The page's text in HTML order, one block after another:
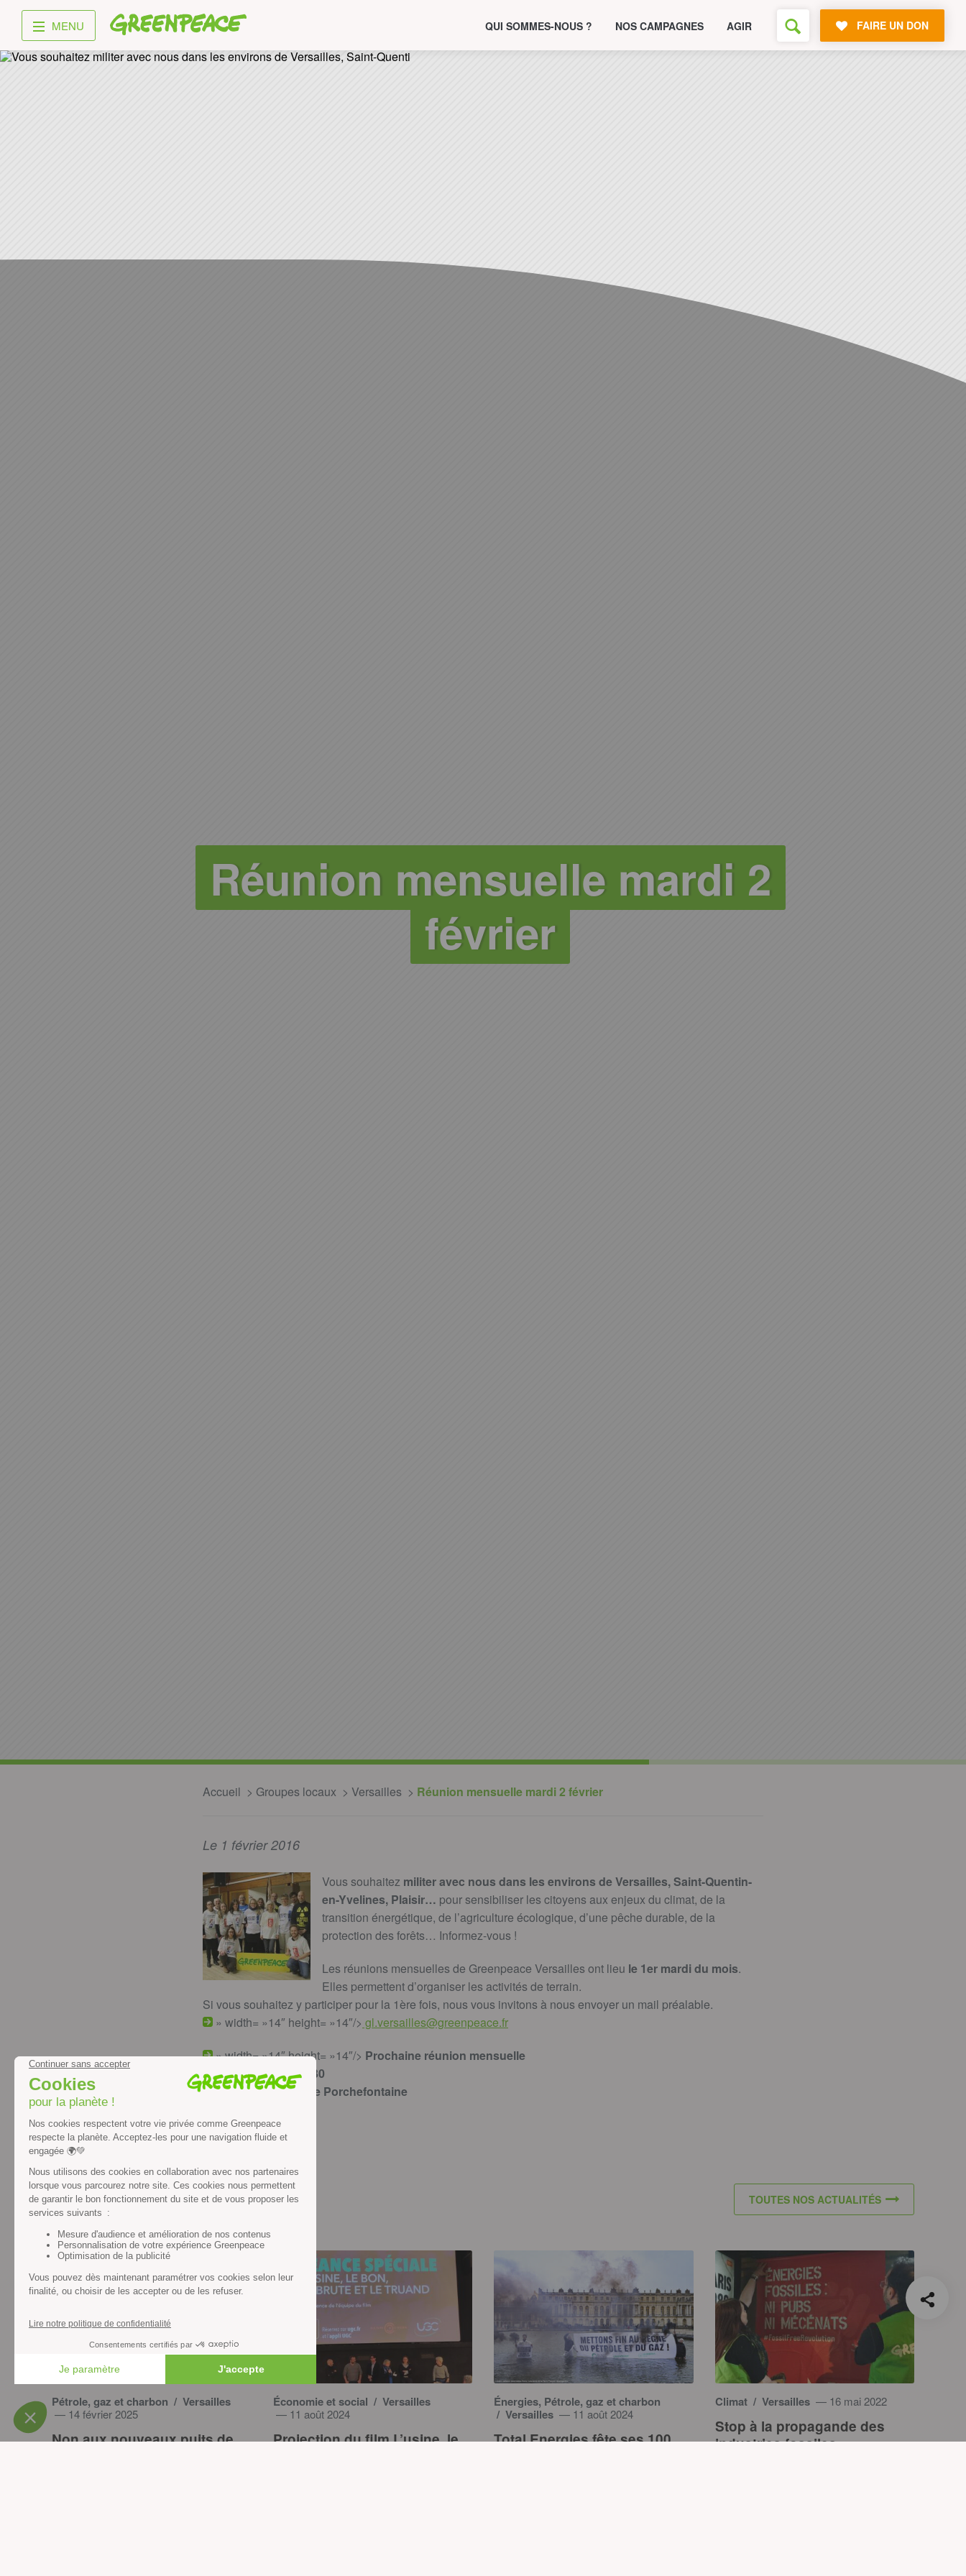
Greenpeace
MENU QUI SOMMES-NOUS ? NOS CAMPAGNES AGIR FAIRE UN DON
Réunion mensuelle mardi 2
février
Accueil Groupes locaux Versailles Réunion mensuelle mardi 2 février
Le 1 février 2016
Vous souhaitez militer avec nous dans les environs de Versailles, Saint-Quentin-
en-Yvelines, Plaisir… pour sensibiliser les citoyens aux enjeux du climat, de la
transition énergétique, de l’agriculture écologique, d’une pêche durable, de la
protection des forêts… Informez-vous !
Les réunions mensuelles de Greenpeace Versailles ont lieu le 1er mardi du mois.
Elles permettent d’organiser les activités de terrain.
Si vous souhaitez y participer pour la 1ère fois, nous vous invitons à nous envoyer un mail préalable.
» width= »14″ height= »14″/> gl.versailles@greenpeace.fr
» width= »14″ height= »14″/> Prochaine réunion mensuelle
Mardi 2 février à 19h30
Maison de quartier de Porchefontaine
VERSAILLES
Nos actualités
Pétrole, gaz et charbon / Versailles
— 14 février 2025
Non aux nouveaux puits de
Économie et social / Versailles
— 11 août 2024
Projection du film L’usine, le
Énergies, Pétrole, gaz et charbon
/ Versailles — 11 août 2024
Total Energies fête ses 100
Climat / Versailles — 16 mai 2022
Stop à la propagande des
industries fossiles
TOUTES NOS ACTUALITÉS